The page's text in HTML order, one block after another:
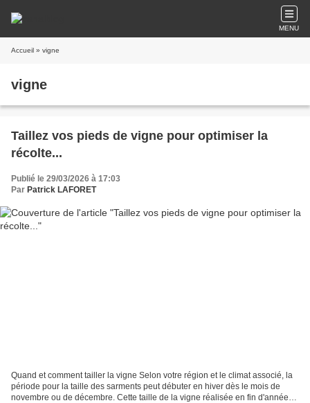
MENU
Accueil » vigne
vigne
Taillez vos pieds de vigne pour optimiser la
récolte...
Publié le 29/03/2026 à 17:03
Par Patrick LAFORET
Quand et comment tailler la vigne Selon votre région et le climat associé, la
période pour la taille des sarments peut débuter en hiver dès le mois de
novembre ou de décembre. Cette taille de la vigne réalisée en fin d'année